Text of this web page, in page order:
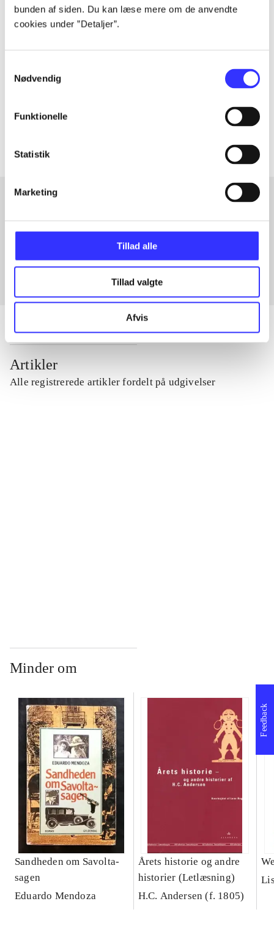
bunden af siden. Du kan læse mere om de anvendte
cookies under ”Detaljer”.
Nødvendig
Funktionelle
Statistik
Marketing
Tillad alle
Tillad valgte
Afvis
Tidsskrift
Artiklerne i handler ofte om
Artikler
Alle registrerede artikler fordelt på udgivelser
Minder om
Sandheden om Savolta-
sagen
Eduardo Mendoza
Årets historie og andre
historier (Letlæsning)
H.C. Andersen (f. 1805)
Feedback